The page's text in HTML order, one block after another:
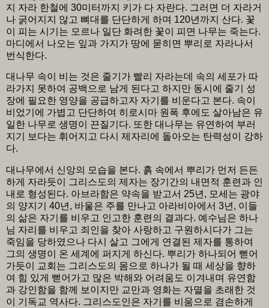
지 자라 한철에 30미터까지 키가 다 자란다. 그러면 더 자라거
나 굵어지지 않고 뼈대를 단단하게 하며 120년까지 산다. 꽃
이 피는 시기는 모르나 일단 화려한 꽃이 피면 나무는 죽는다.
마디에서 나오는 잎과 가지가 땅에 묻히면 뿌리로 자라나서
번식한다.
대나무 속이 비는 것은 줄기가 빨리 자라는데 속의 세포가 따
라가지 못하여 공백으로 남게 된다고 하지만 동시에 줄기 성
장에 필요한 영양을 공급하고자 자기를 비운다고 본다. 속이
비었기에 가볍고 단단하여 히로시마 원폭 후에도 살아남은 유
일한 나무로 생명이 끈질기다. 또한 대나무는 유연하여 부러
지기 보다는 휘어지고 다시 제자리에 돌아오는 탄력성이 강하
다.
대나무에서 신앙의 모습을 본다. 흙 속에서 뿌리가 먼저 든든
하게 자라듯이 그리스도의 제자는 장기간의 내면적 훈련과 인
내로 형성된다. 아브라함은 약속을 받고서 25년, 모세는 광야
의 양지기 40년, 바울은 주를 만나고 아라비아에서 3년, 이들
의 삶은 자기를 비우고 인고한 훈련의 결과다. 예수님은 하나
님 자리를 비우고 죄인을 찾아 사랑하고 구원하시다가 그는
죽임을 당하였으나 다시 살고 그에게 연결된 제자를 통하여
그의 생명이 온 세계에 퍼지게 하신다. 뿌리가 하나되어 뻗어
가듯이 교회는 그리스도의 몸으로 하나가 될 때 세상을 향하
여 힘 있게 뻗어가고 많은 박해와 어려움도 이겨내며 유연함
과 강인함을 함께 보이지만 교만과 영화는 자멸을 초래한 것
이 기독교 역사다. 그리스도인은 자기를 비움으로 겸손하게